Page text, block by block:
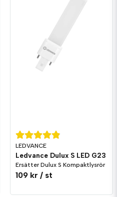
LEDVANCE
Ledvance Dulux S LED G23
Ersätter Dulux S Kompaktlysrör
109 kr / st